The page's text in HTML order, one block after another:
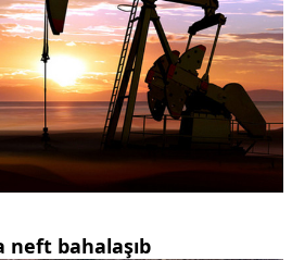
neft bahalaşıb